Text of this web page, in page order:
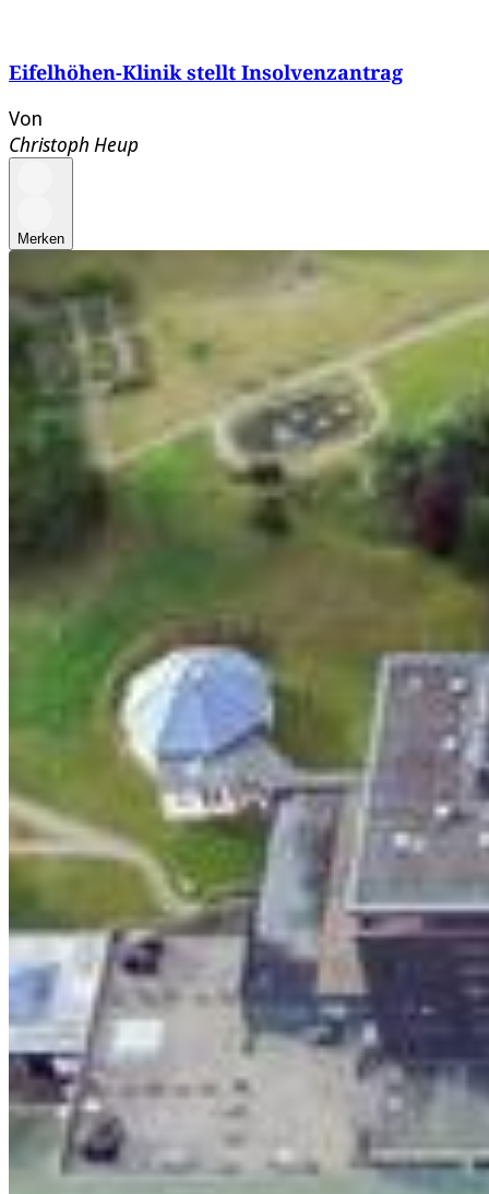
Eifelhöhen-Klinik stellt Insolvenzantrag
Von
Christoph Heup
Merken